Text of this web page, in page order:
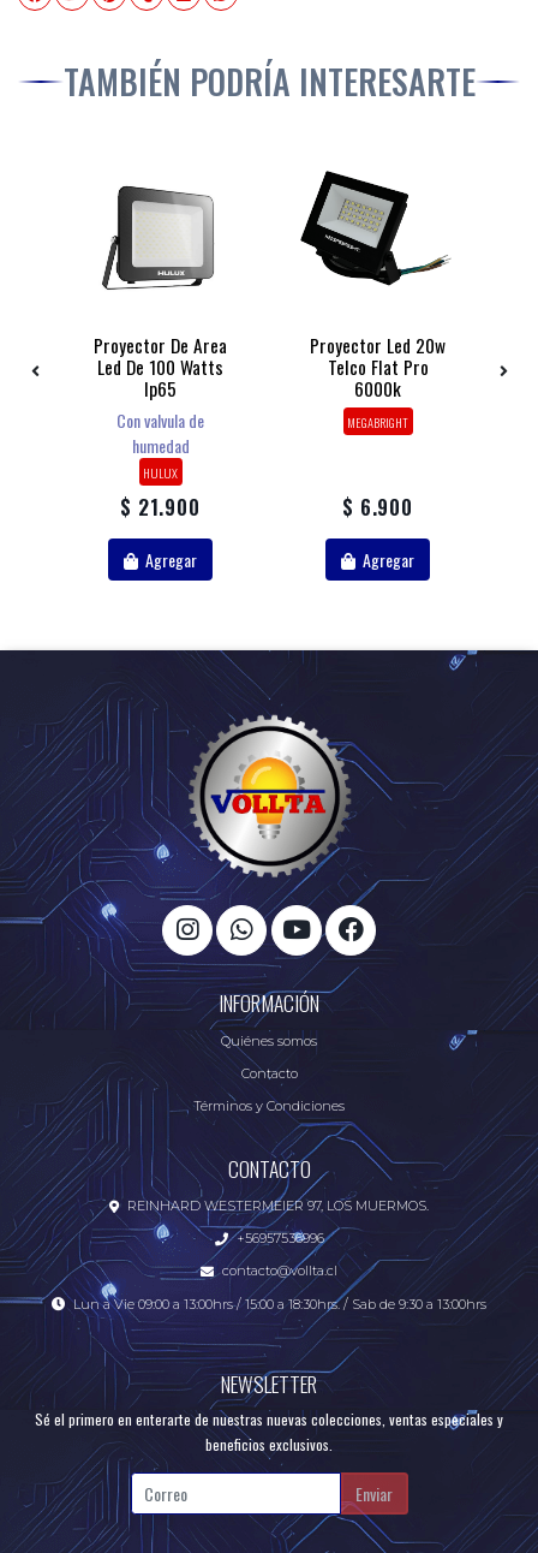
TAMBIÉN PODRÍA INTERESARTE
Proyector De Area
Led De 100 Watts
Ip65
Con valvula de
humedad
HULUX
$ 21.900
Agregar
Proyector Led 20w
Telco Flat Pro
6000k
MEGABRIGHT
$ 6.900
Agregar
INFORMACIÓN
Quiénes somos
Contacto
Términos y Condiciones
CONTACTO
REINHARD WESTERMEIER 97, LOS MUERMOS.
+56957536996
contacto@vollta.cl
Lun a Vie 09:00 a 13:00hrs / 15:00 a 18:30hrs. / Sab de 9:30 a 13:00hrs
NEWSLETTER
Sé el primero en enterarte de nuestras nuevas colecciones, ventas especiales y
beneficios exclusivos.
Enviar